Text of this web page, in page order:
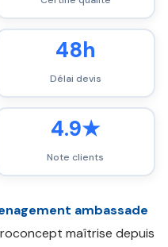
48h
Délai devis
4.9★
Note clients
ambassade
maîtrise depuis